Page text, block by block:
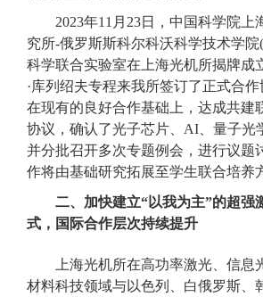
2023年11月23日，中国科学院上
究所-俄罗斯斯科尔科沃科学技术学
科学联合实验室在上海光机所揭牌成
·库列绍夫专程来我所签订了正式合
在现有的良好合作基础上，达成共建
协议，确认了光子芯片、AI、量子光
并分批召开多次专题例会，进行议题
作将由基础研究拓展至学生联合培养
二、加快建立“以我为主”的超强
式，国际合作层次持续提升
上海光机所在高功率激光、信息
材料科技领域与以色列、白俄罗斯、